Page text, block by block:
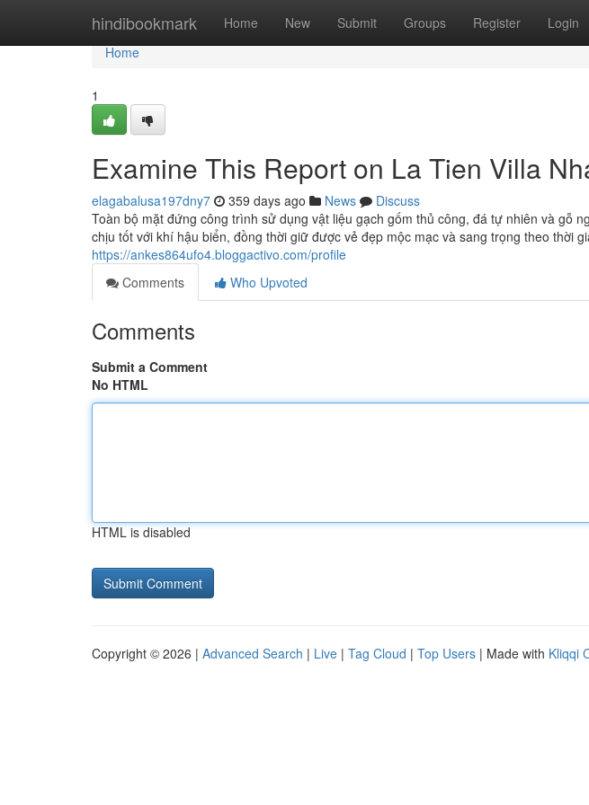
hindibookmark Home New Submit Groups Register Login
Home
Home
1
Examine This Report on La Tien Villa
elagabalusa197dny7 359 days ago News
Discuss
Toàn bộ mặt đứng công trình sử dụng vật liệu gạch gốm thủ công, đá tự nhiên và gỗ
chịu tốt với khí hậu biển, đồng thời giữ được vẻ đẹp mộc mạc và sang trọng theo thời
https://ankes864ufo4.bloggactivo.com/profile
Comments
Who Upvoted
Comments
Submit a Comment
No HTML
HTML is disabled
Copyright © 2026 | Advanced Search | Live | Tag Cloud | Top Users | Made with Kliqqi